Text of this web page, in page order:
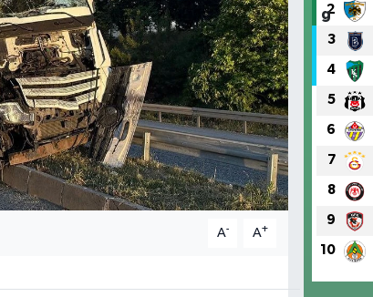
A- A+
2
3
4
5
6
7
8
9
10